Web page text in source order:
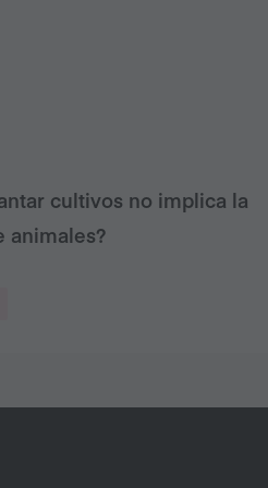
cultivos no implica la
animales?